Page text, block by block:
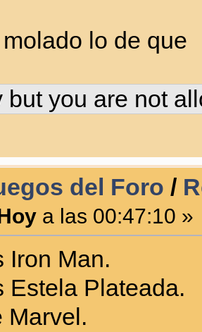
lo de que
but you are not
del Foro /
a las 00:47:10 »
Iron Man.
Estela Plateada.
Marvel.